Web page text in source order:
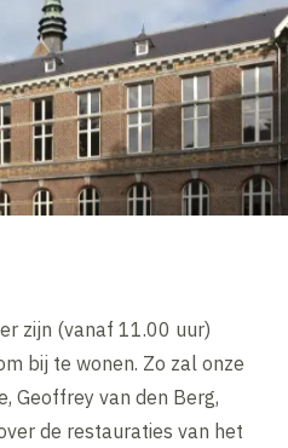
zijn (vanaf 11.00 uur)
bij te wonen. Zo zal onze
Geoffrey van den Berg,
de restauraties van het